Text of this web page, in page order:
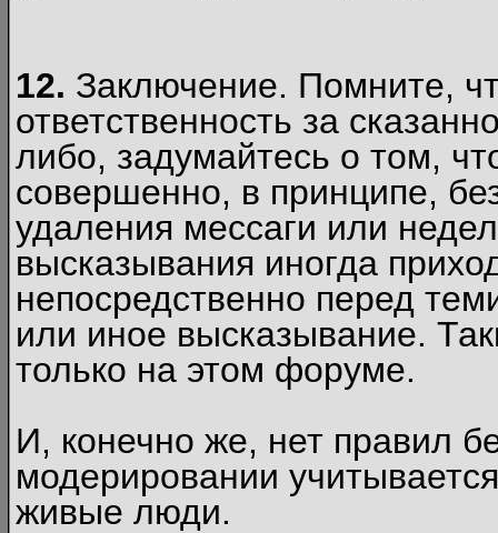
12. Заключение. Помните,
ответственность за
либо, задумайтесь о том,
совершенно, в принципе,
удаления мессаги или
высказывания иногда
непосредственно перед
или иное высказывание.
только на этом форуме.
И, конечно же, нет правил
модерировании
живые люди.